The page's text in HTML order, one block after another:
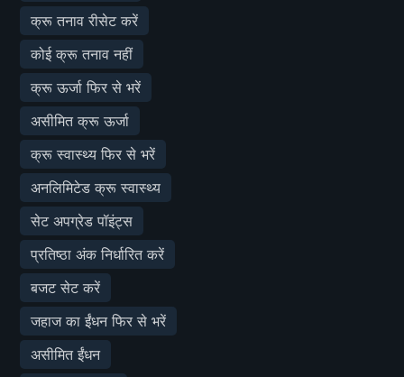
क्रू तनाव रीसेट करें
कोई क्रू तनाव नहीं
क्रू ऊर्जा फिर से भरें
असीमित क्रू ऊर्जा
क्रू स्वास्थ्य फिर से भरें
अनलिमिटेड क्रू स्वास्थ्य
सेट अपग्रेड पॉइंट्स
प्रतिष्ठा अंक निर्धारित करें
बजट सेट करें
जहाज का ईंधन फिर से भरें
असीमित ईंधन